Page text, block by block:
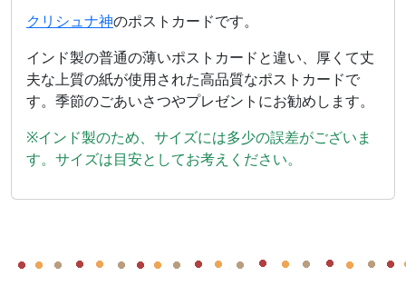
クリシュナ神のポストカードです。
インド製の普通の薄いポストカードと違い、厚くて丈
夫な上質の紙が使用された高品質なポストカードで
す。季節のごあいさつやプレゼントにお勧めします。
※インド製のため、サイズには多少の誤差がございま
す。サイズは目安としてお考えください。